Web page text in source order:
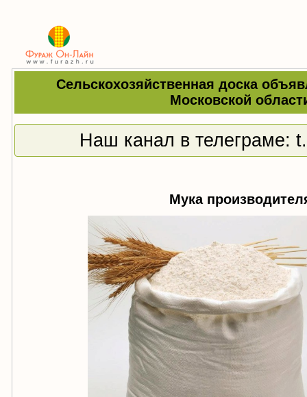
Сельскохозяйственная доска
Московской
Наш канал в телеграме:
Мука